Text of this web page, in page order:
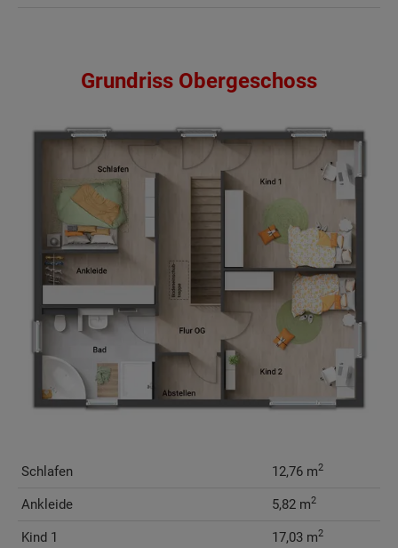
Grundriss Obergeschoss
Schlafen 12,76 m2
Ankleide 5,82 m2
Kind 1 17,03 m2